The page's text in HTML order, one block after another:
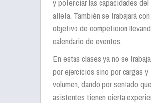
y potenciar las capacidades del
atleta. También se trabajará
objetivo de competición
calendario de eventos.
En estas clases ya no se
por ejercicios sino por cargas y
volumen, dando por sentado
asistentes tienen cierta